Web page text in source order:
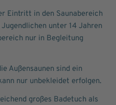
Eintritt in den Saunabereich
unter 14 Jahren
nur in Begleitung
Außensaunen sind ein
nur unbekleidet erfolgen.
großes Badetuch als